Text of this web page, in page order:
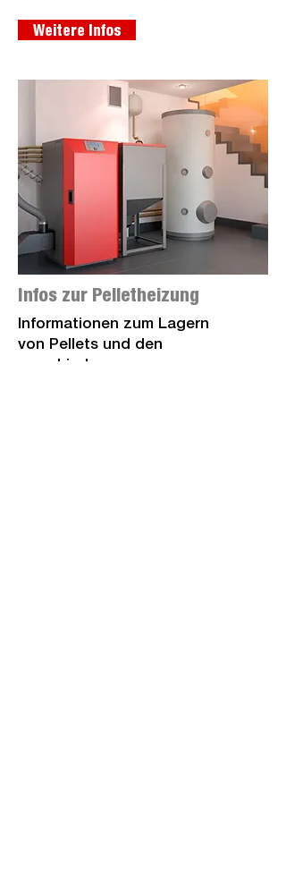
Weitere Infos
Infos zur Pelletheizung
Informationen zum Lagern
von Pellets und den
verschiedenen